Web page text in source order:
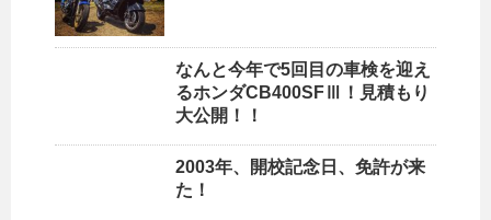
なんと今年で5回目の車検を迎え
るホンダCB400SFⅢ！見積もり
大公開！！
2003年、開校記念日、免許が来
た！